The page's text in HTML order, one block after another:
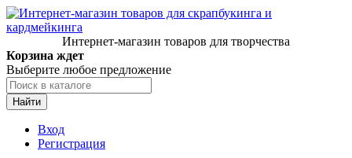
Интернет-магазин товаров для творчества
Корзина ждет
Выберите любое предложение
Найти
Вход
Регистрация